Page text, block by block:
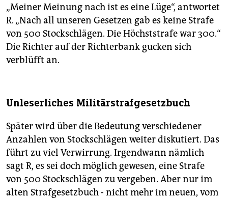
„Meiner Meinung nach ist es eine Lüge“, antwortet
R. „Nach all unseren Gesetzen gab es keine Strafe
von 500 Stockschlägen. Die Höchststrafe war 300.“
Die Richter auf der Richterbank gucken sich
verblüfft an.
Unleserliches Militärstrafgesetzbuch
Später wird über die Bedeutung verschiedener
Anzahlen von Stockschlägen weiter diskutiert. Das
führt zu viel Verwirrung. Irgendwann nämlich
sagt R, es sei doch möglich gewesen, eine Strafe
von 500 Stockschlägen zu vergeben. Aber nur im
alten Strafgesetzbuch - nicht mehr im neuen, vom